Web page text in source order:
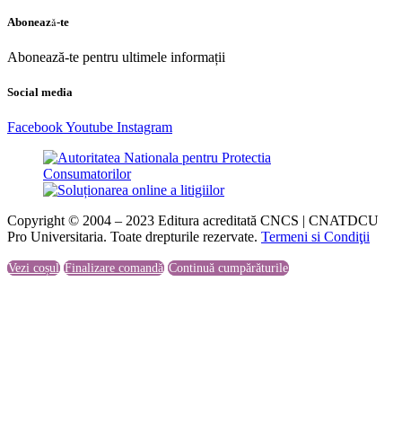
Abonează-te
Abonează-te pentru ultimele informații
Social media
FacebookYoutube Instagram
Copyright © 2004 – 2023 Editura acreditată CNCS | CNATDCU
Pro Universitaria. Toate drepturile rezervate. Termeni si Condiţii
Vezi coșul Finalizare comandă Continuă cumpărăturile